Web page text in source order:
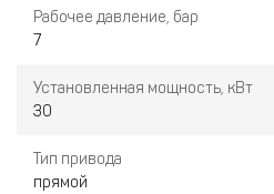
Рабочее давление, бар
7
Установленная мощность, кВт
30
Тип привода
прямой